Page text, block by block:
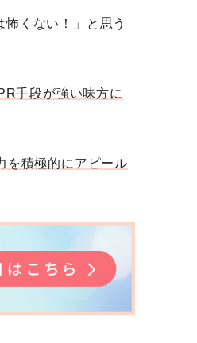
くない！」と思う
手段が強い味方に
を積極的にアピール